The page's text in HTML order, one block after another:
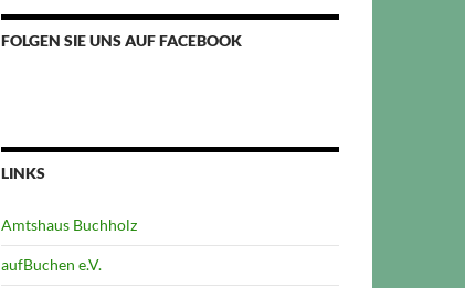
FOLGEN SIE UNS AUF FACEBOOK
LINKS
Amtshaus Buchholz
aufBuchen e.V.